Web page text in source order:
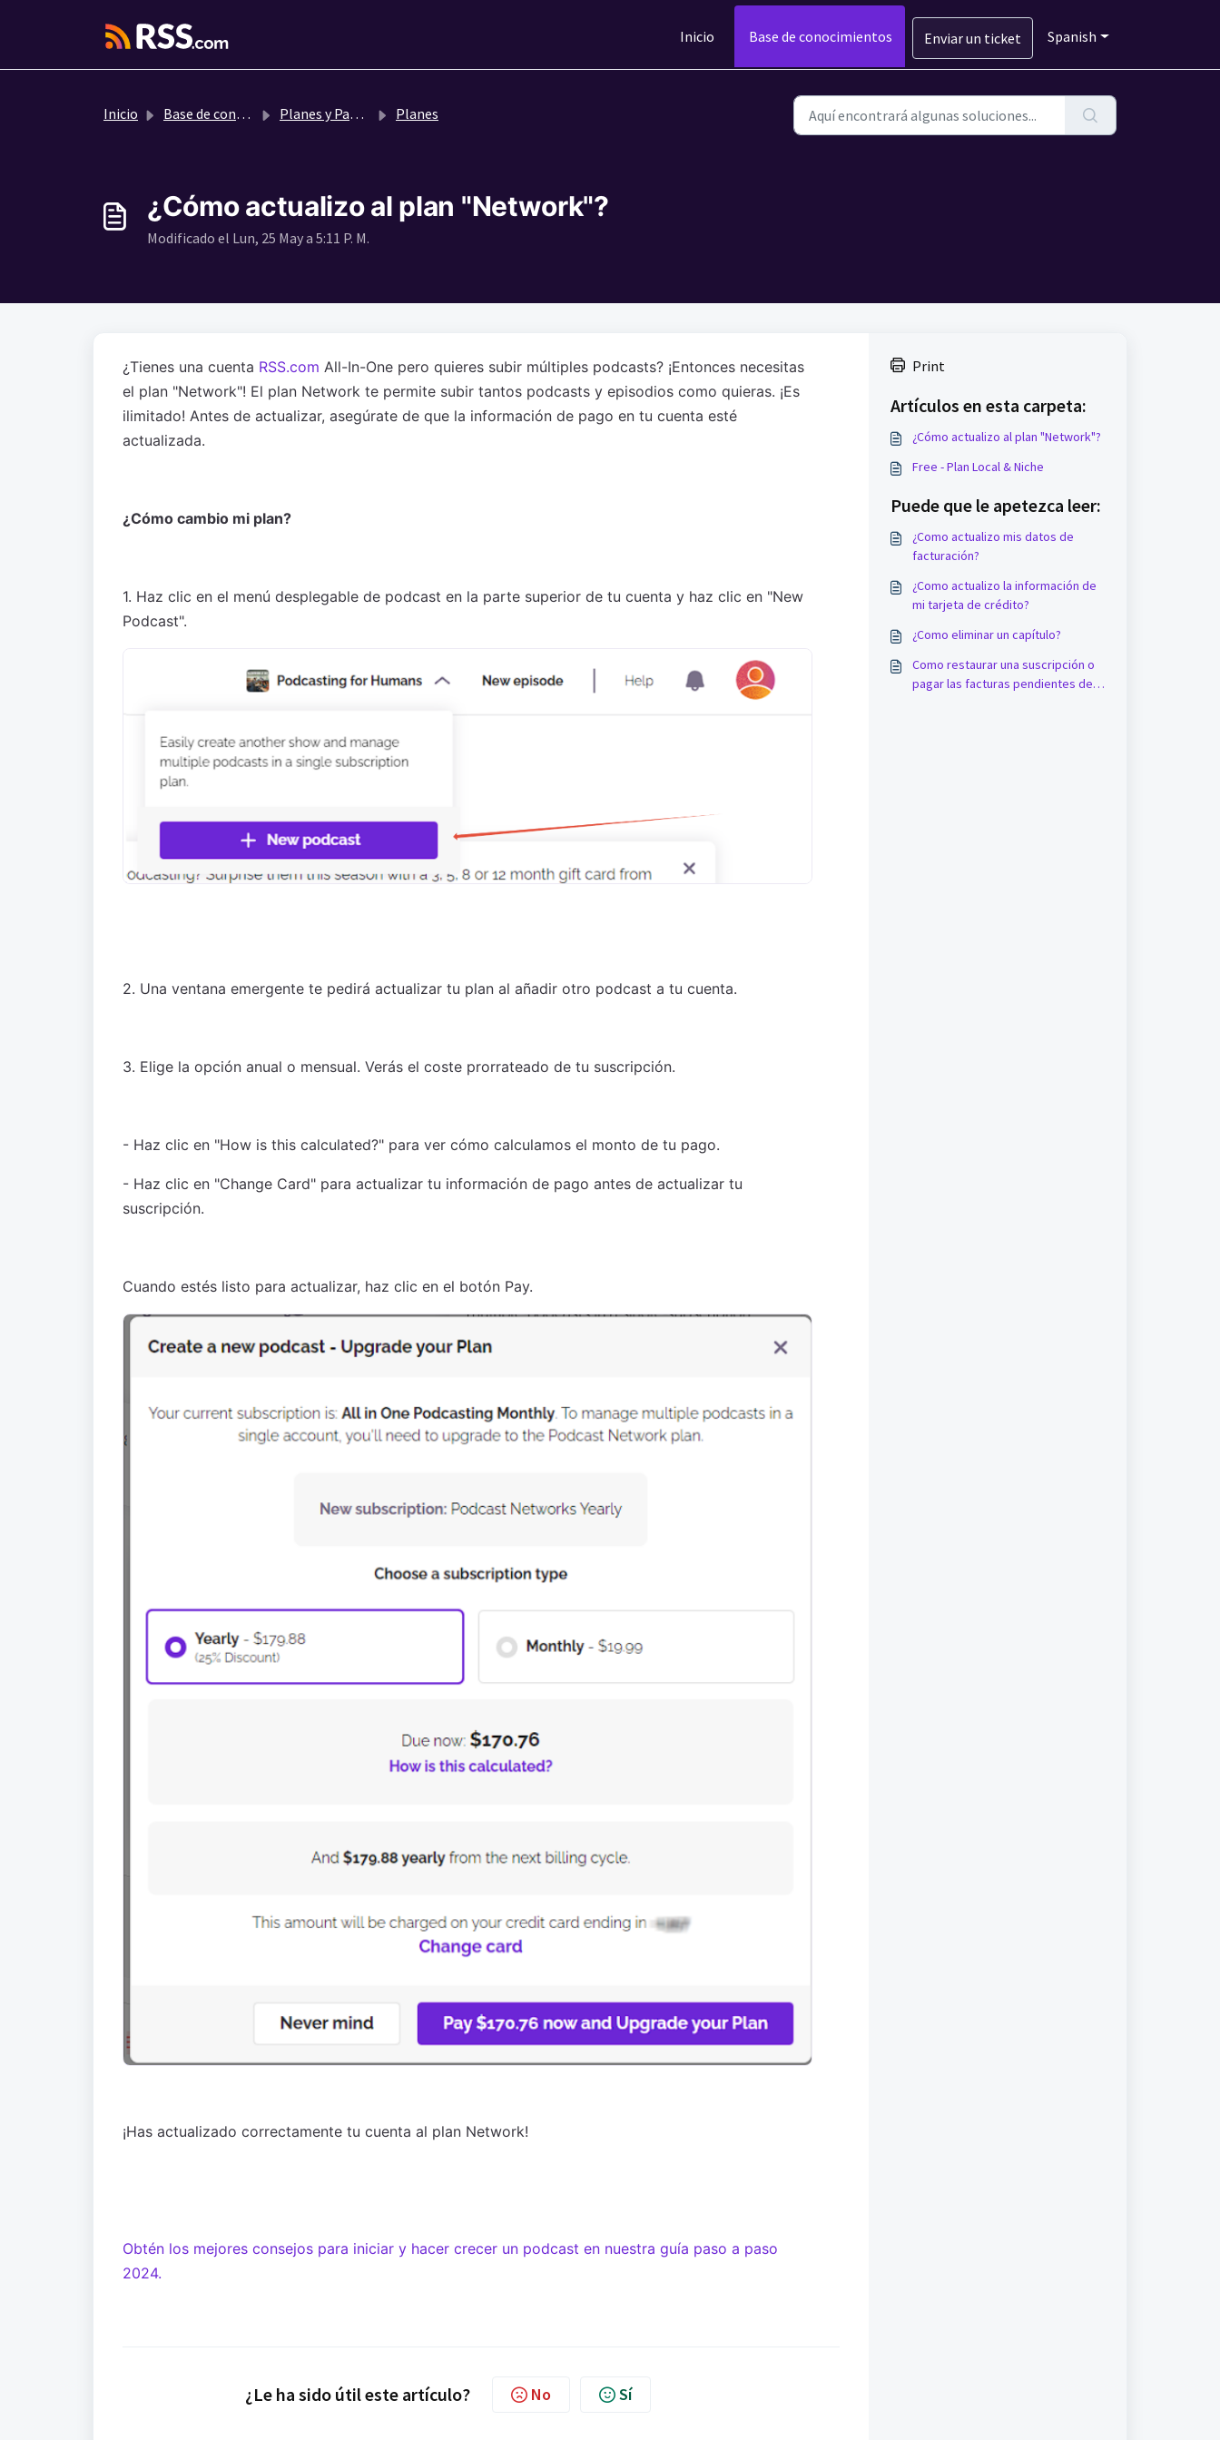
Inicio
Base de conocimientos Enviar un ticket Spanish
Inicio Base de conocimientos Planes y Pagos Planes
¿Cómo actualizo al plan "Network"?
Modificado el Lun, 25 May a 5:11 P. M.
¿Tienes una cuenta RSS.com All-In-One pero quieres subir múltiples podcasts? ¡Entonces necesitas
el plan "Network"! El plan Network te permite subir tantos podcasts y episodios como quieras. ¡Es
ilimitado! Antes de actualizar, asegúrate de que la información de pago en tu cuenta esté
actualizada.
¿Cómo cambio mi plan?
1. Haz clic en el menú desplegable de podcast en la parte superior de tu cuenta y haz clic en "New
Podcast".
2. Una ventana emergente te pedirá actualizar tu plan al añadir otro podcast a tu cuenta.
3. Elige la opción anual o mensual. Verás el coste prorrateado de tu suscripción.
- Haz clic en "How is this calculated?" para ver cómo calculamos el monto de tu pago.
- Haz clic en "Change Card" para actualizar tu información de pago antes de actualizar tu
suscripción.
Cuando estés listo para actualizar, haz clic en el botón Pay.
¡Has actualizado correctamente tu cuenta al plan Network!
Obtén los mejores consejos para iniciar y hacer crecer un podcast en nuestra guía paso a paso
2024.
¿Le ha sido útil este artículo? No Sí
Print
Artículos en esta carpeta:
¿Cómo actualizo al plan "Network"?
Free - Plan Local & Niche
Puede que le apetezca leer:
¿Como actualizo mis datos de
facturación?
¿Como actualizo la información de
mi tarjeta de crédito?
¿Como eliminar un capítulo?
Como restaurar una suscripción o
pagar las facturas pendientes de